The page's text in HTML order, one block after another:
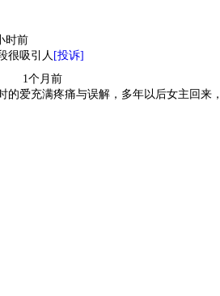
时前
很吸引人 [投诉]
1个月前
的爱充满疼痛与误解，多年以后女主回